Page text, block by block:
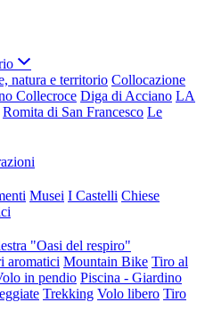
natura e territorio Collocazione
Collecroce Diga di Acciano LA
Romita di San Francesco Le
Musei I Castelli Chiese
"Oasi del respiro"
aromatici Mountain Bike Tiro al
in pendio Piscina - Giardino
Trekking Volo libero Tiro